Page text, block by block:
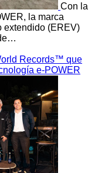
Con la
la marca
extendido (EREV)
Records™ que
e-POWER